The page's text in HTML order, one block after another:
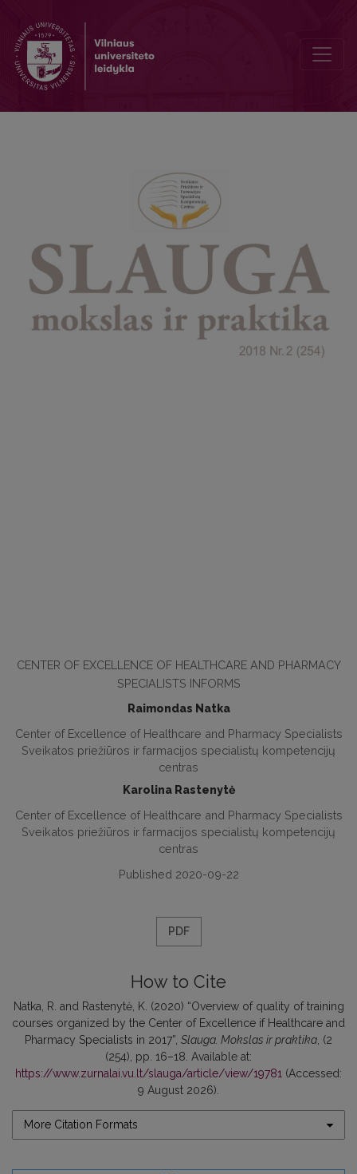
CENTER OF EXCELLENCE OF HEALTHCARE AND PHARMACY
SPECIALISTS INFORMS
Raimondas Natka
Center of Excellence of Healthcare and Pharmacy Specialists
Sveikatos priežiūros ir farmacijos specialistų kompetencijų
centras
Karolina Rastenytė
Center of Excellence of Healthcare and Pharmacy Specialists
Sveikatos priežiūros ir farmacijos specialistų kompetencijų
centras
Published 2020-09-22
PDF
How to Cite
Natka, R. and Rastenytė, K. (2020) “Overview of quality of training
courses organized by the Center of Excellence if Healthcare and
Pharmacy Specialists in 2017”, Slauga. Mokslas ir praktika, (2
(254), pp. 16–18. Available at:
https://www.zurnalai.vu.lt/slauga/article/view/19781 (Accessed:
9 August 2026).
More Citation Formats